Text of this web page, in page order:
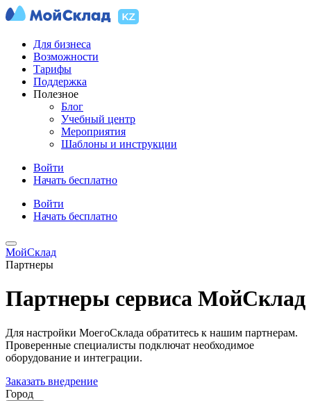
Для бизнеса
Возможности
Тарифы
Поддержка
Полезное
Блог
Учебный центр
Мероприятия
Шаблоны и инструкции
Войти
Начать бесплатно
Войти
Начать бесплатно
МойСклад
Партнеры
Партнеры сервиса МойСклад
Для настройки МоегоСклада обратитесь к нашим партнерам.
Проверенные специалисты подключат необходимое
оборудование и интеграции.
Заказать внедрение
Город